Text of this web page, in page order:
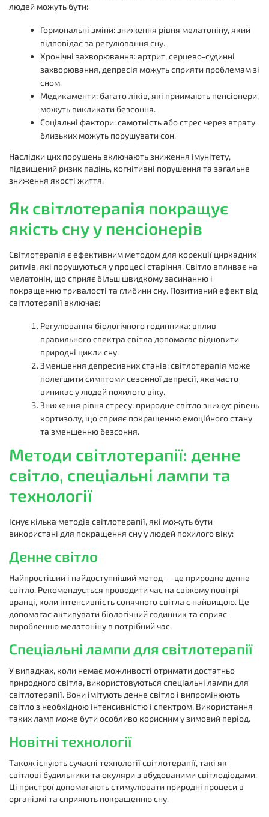
людей можуть бути:
Гормональні зміни: зниження рівня мелатоніну, який
відповідає за регулювання сну.
Хронічні захворювання: артрит, серцево-судинні
захворювання, депресія можуть сприяти проблемам зі
сном.
Медикаменти: багато ліків, які приймають пенсіонери,
можуть викликати безсоння.
Соціальні фактори: самотність або стрес через втрату
близьких можуть порушувати сон.
Наслідки цих порушень включають зниження імунітету,
підвищений ризик падінь, когнітивні порушення та загальне
зниження якості життя.
Як світлотерапія покращує
якість сну у пенсіонерів
Світлотерапія є ефективним методом для корекції циркадних
ритмів, які порушуються у процесі старіння. Світло впливає на
мелатонін, що сприяє більш швидкому засинанню і
покращенню тривалості та глибини сну. Позитивний ефект від
світлотерапії включає:
Регулювання біологічного годинника: вплив
правильного спектра світла допомагає відновити
природні цикли сну.
Зменшення депресивних станів: світлотерапія може
полегшити симптоми сезонної депресії, яка часто
виникає у людей похилого віку.
Зниження рівня стресу: природне світло знижує рівень
кортизолу, що сприяє покращенню емоційного стану
та зменшенню безсоння.
Методи світлотерапії: денне
світло, спеціальні лампи та
технології
Існує кілька методів світлотерапії, які можуть бути
використані для покращення сну у людей похилого віку:
Денне світло
Найпростіший і найдоступніший метод — це природне денне
світло. Рекомендується проводити час на свіжому повітрі
вранці, коли інтенсивність сонячного світла є найвищою. Це
допомагає активувати біологічний годинник та сприяє
виробленню мелатоніну в потрібний час.
Спеціальні лампи для світлотерапії
У випадках, коли немає можливості отримати достатньо
природного світла, використовуються спеціальні лампи для
світлотерапії. Вони імітують денне світло і випромінюють
світло з необхідною інтенсивністю і спектром. Використання
таких ламп може бути особливо корисним у зимовий період.
Новітні технології
Також існують сучасні технології світлотерапії, такі як
світлові будильники та окуляри з вбудованими світлодіодами.
Ці пристрої допомагають стимулювати природні процеси в
організмі та сприяють покращенню сну.